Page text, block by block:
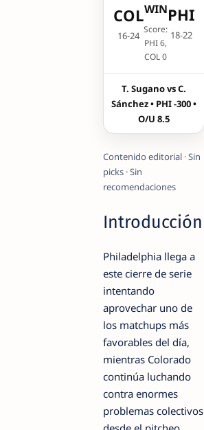
COL
16-24
WIN
Score:
PHI 6,
COL 0
PHI
18-22
T. Sugano vs C.
Sánchez • PHI -300 •
O/U 8.5
Contenido editorial · Sin
picks · Sin
recomendaciones
Introducción
Philadelphia llega a
este cierre de serie
intentando
aprovechar uno de
los matchups más
favorables del día,
mientras Colorado
continúa luchando
contra enormes
problemas colectivos